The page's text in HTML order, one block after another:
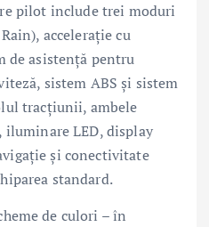
pilot include trei moduri
accelerație cu
de asistență pentru
sistem ABS și sistem
tracțiunii, ambele
LED, display
și conectivitate
standard.
de culori – în